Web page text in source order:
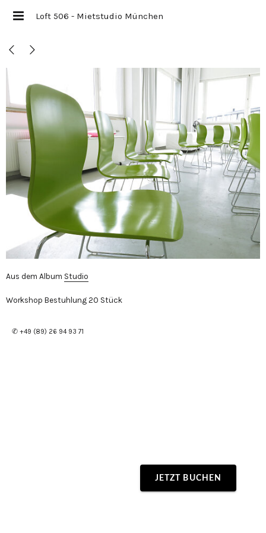
Loft 506 - Mietstudio München
Aus dem Album Studio
Workshop Bestuhlung 20 Stück
✆ +49 (89) 26 94 93 71
JETZT BUCHEN